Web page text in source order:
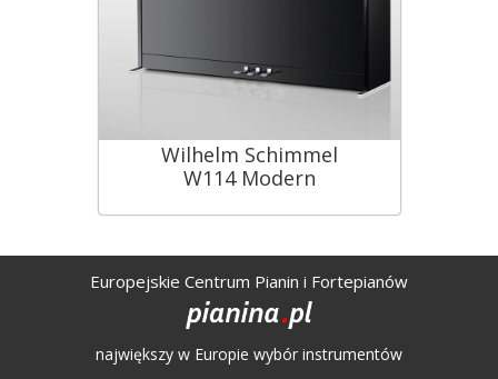
Wilhelm Schimmel
W114 Modern
Europejskie Centrum Pianin i Fortepianów
największy w Europie wybór instrumentów